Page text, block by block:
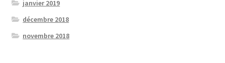
janvier 2019
décembre 2018
novembre 2018